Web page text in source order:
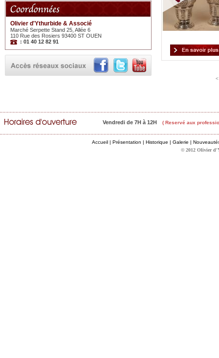
Olivier d'Ythurbide & Associé
Marché Serpette Stand 25, Allée 6
110 Rue des Rosiers 93400 ST OUEN
: 01 40 12 82 91
Vendredi de 7H à 12H ( Reservé aux
Accueil | Présentation | Historique | Galerie |
© 2012 Olivier